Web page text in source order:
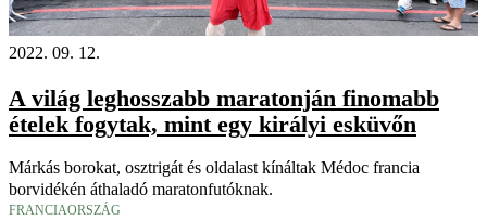
2022. 09. 12.
A világ leghosszabb maratonján finomabb
ételek fogytak, mint egy királyi esküvőn
Márkás borokat, osztrigát és oldalast kínáltak Médoc francia
borvidékén áthaladó maratonfutóknak.
FRANCIAORSZÁG